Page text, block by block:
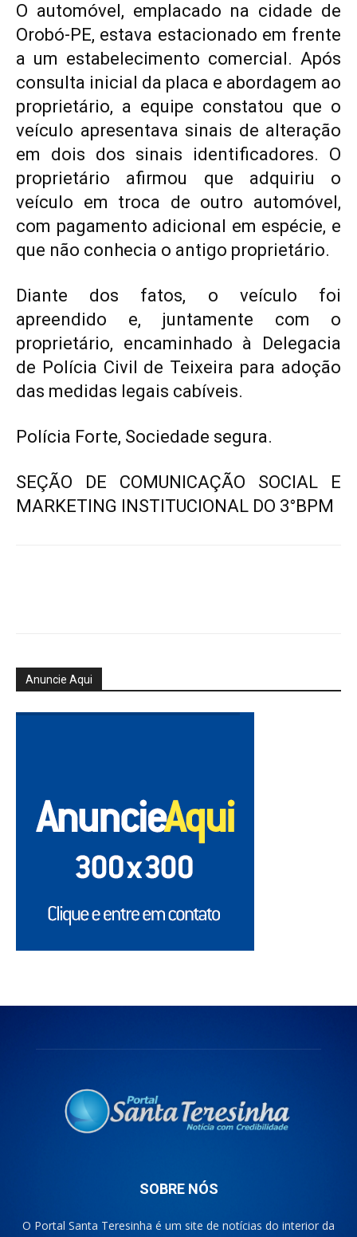
O automóvel, emplacado na cidade de
Orobó-PE, estava estacionado em frente
a um estabelecimento comercial. Após
consulta inicial da placa e abordagem ao
proprietário, a equipe constatou que o
veículo apresentava sinais de alteração
em dois dos sinais identificadores. O
proprietário afirmou que adquiriu o
veículo em troca de outro automóvel,
com pagamento adicional em espécie, e
que não conhecia o antigo proprietário.
Diante dos fatos, o veículo foi
apreendido e, juntamente com o
proprietário, encaminhado à Delegacia
de Polícia Civil de Teixeira para adoção
das medidas legais cabíveis.
Polícia Forte, Sociedade segura.
SEÇÃO DE COMUNICAÇÃO SOCIAL E
MARKETING INSTITUCIONAL DO 3°BPM
Anuncie Aqui
SOBRE NÓS
O Portal Santa Teresinha é um site de notícias do interior da